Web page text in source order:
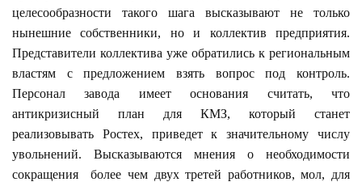
целесообразности такого шага высказывают не только
нынешние собственники, но и коллектив предприятия.
Представители коллектива уже обратились к региональным
властям с предложением взять вопрос под контроль.
Персонал завода имеет основания считать, что
антикризисный план для КМЗ, который станет
реализовывать Ростех, приведет к значительному числу
увольнений. Высказываются мнения о необходимости
сокращения более чем двух третей работников, мол, для